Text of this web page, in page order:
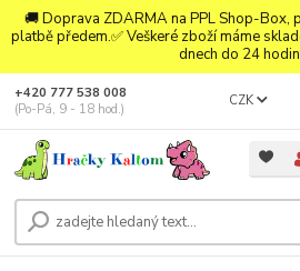
🚚 Doprava ZDARMA na PPL Shop-Box,
platbě předem.✅ Veškeré zboží máme
dnech do 24
CZK
+420 777 538 008
(Po-Pá, 9 - 18 hod.)